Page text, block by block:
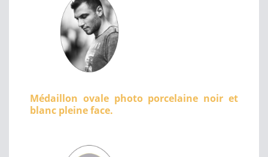
Médaillon ovale photo porcelaine noir et
blanc pleine face.